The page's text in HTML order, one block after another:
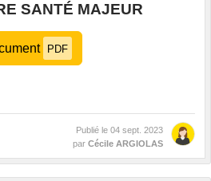
SANTÉ MAJEUR
PDF
Publié le 04 sept. 2023
par Cécile ARGIOLAS